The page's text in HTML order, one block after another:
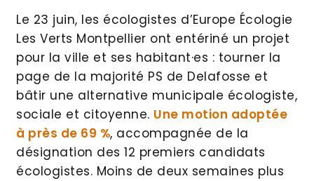
Le 23 juin, les écologistes d’Europe Écologie
Les Verts Montpellier ont entériné un projet
pour la ville et ses habitant·es : tourner la
page de la majorité PS de Delafosse et
bâtir une alternative municipale écologiste,
sociale et citoyenne. Une motion adoptée
à près de 69 %, accompagnée de la
désignation des 12 premiers candidats
écologistes. Moins de deux semaines plus